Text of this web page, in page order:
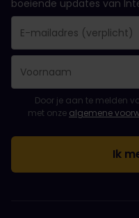
boeiende updates van
Je inschrijving is gelukt..
E-mailadres is een
E-mailadres is ongeldig!
Fout bij het abonneren
Je hebt je al
Ga akkoord met de
Door je aan te melden
met onze algemene